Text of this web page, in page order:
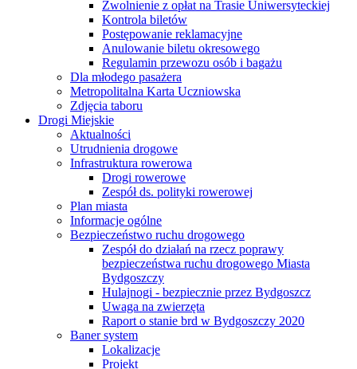
Zwolnienie z opłat na Trasie Uniwersyteckiej
Kontrola biletów
Postępowanie reklamacyjne
Anulowanie biletu okresowego
Regulamin przewozu osób i bagażu
Dla młodego pasażera
Metropolitalna Karta Uczniowska
Zdjęcia taboru
Drogi Miejskie
Aktualności
Utrudnienia drogowe
Infrastruktura rowerowa
Drogi rowerowe
Zespół ds. polityki rowerowej
Plan miasta
Informacje ogólne
Bezpieczeństwo ruchu drogowego
Zespół do działań na rzecz poprawy
bezpieczeństwa ruchu drogowego Miasta
Bydgoszczy
Hulajnogi - bezpiecznie przez Bydgoszcz
Uwaga na zwierzęta
Raport o stanie brd w Bydgoszczy 2020
Baner system
Lokalizacje
Projekt